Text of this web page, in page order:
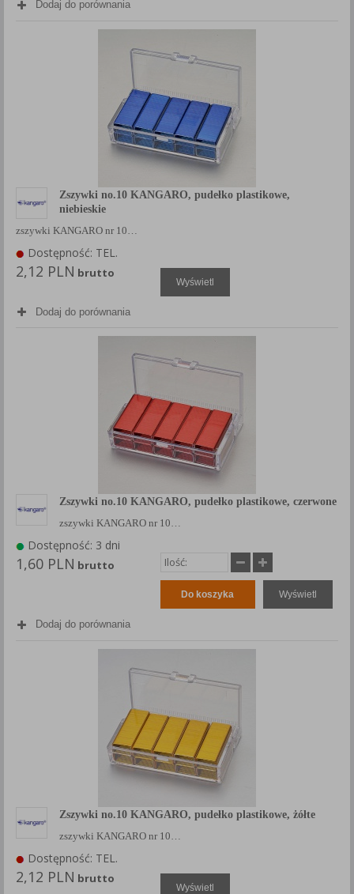
Dodaj do porównania
Zszywki no.10 KANGARO, pudełko plastikowe,
niebieskie
zszywki KANGARO nr 10…
Dostępność: TEL.
2,12 PLN brutto
Wyświetl
Dodaj do porównania
Zszywki no.10 KANGARO, pudełko plastikowe, czerwone
zszywki KANGARO nr 10…
Dostępność: 3 dni
1,60 PLN brutto
Do koszyka Wyświetl
Dodaj do porównania
Zszywki no.10 KANGARO, pudełko plastikowe, żółte
zszywki KANGARO nr 10…
Dostępność: TEL.
2,12 PLN brutto
Wyświetl